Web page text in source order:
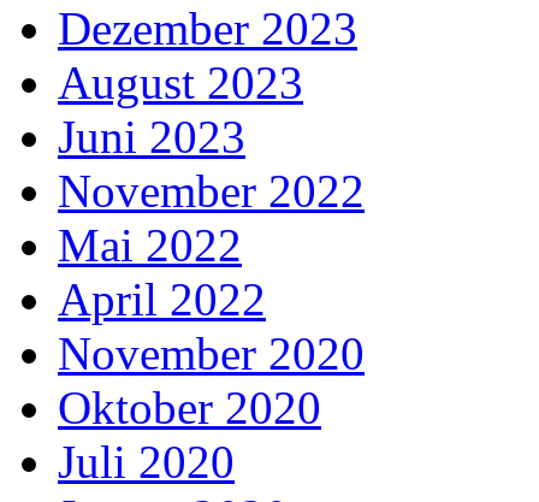
Dezember 2023
August 2023
Juni 2023
November 2022
Mai 2022
April 2022
November 2020
Oktober 2020
Juli 2020